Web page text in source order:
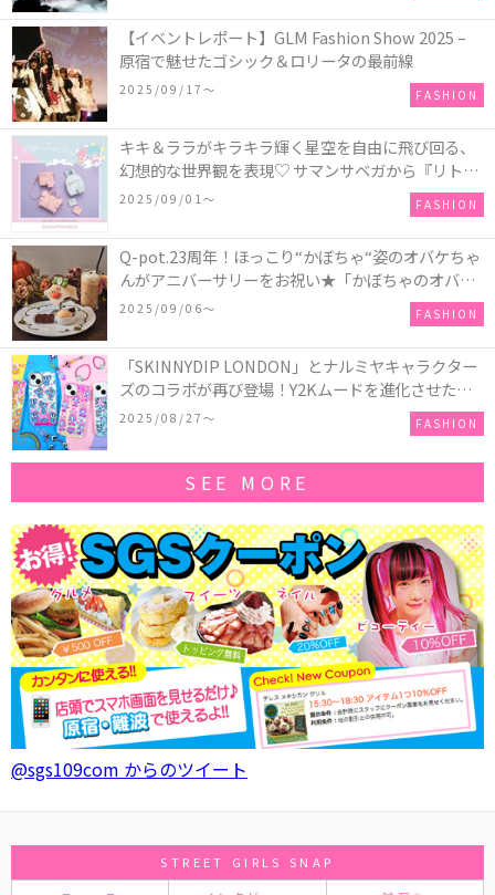
【イベントレポート】GLM Fashion Show 2025 –
原宿で魅せたゴシック＆ロリータの最前線
2025/09/17〜 FASHION
キキ＆ララがキラキラ輝く星空を自由に飛び回る、
幻想的な世界観を表現♡ サマンサベガから『リトル
ツインスターズ』50周年アニバーサリーイヤー』を
2025/09/01〜 FASHION
Q-pot.23周年！ほっこり“かぼちゃ“姿のオバケちゃ
んがアニバーサリーをお祝い★「かぼちゃのオバケ
ーキアクセサリー」が新発売！Q-pot CAFE.では
「かぼちゃのオバケーキプレート」も登場
2025/09/06〜 FASHION
「SKINNYDIP LONDON」とナルミヤキャラクター
ズのコラボが再び登場！Y2Kムードを進化させた新
作コレクションを発売♪
2025/08/27〜 FASHION
SEE MORE
@sgs109com からのツイート
STREET GIRLS SNAP